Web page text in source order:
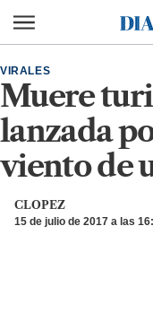
Diario de
Muere
lanzada
viento de
VIRALES
CLOPEZ
15 de julio de 2017 a las